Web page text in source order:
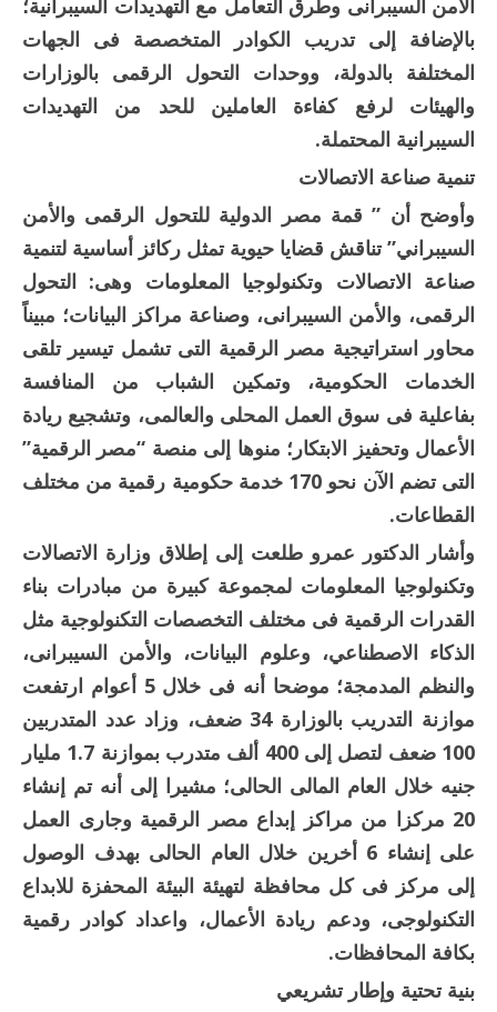
الأمن السيبرانى وطرق التعامل مع التهديدات السيبرانية؛
بالإضافة إلى تدريب الكوادر المتخصصة فى الجهات
المختلفة بالدولة، ووحدات التحول الرقمى بالوزارات
والهيئات لرفع كفاءة العاملين للحد من التهديدات
السيبرانية المحتملة.
تنمية صناعة الاتصالات
وأوضح أن ” قمة مصر الدولية للتحول الرقمى والأمن
السيبراني” تناقش قضايا حيوية تمثل ركائز أساسية لتنمية
صناعة الاتصالات وتكنولوجيا المعلومات وهى: التحول
الرقمى، والأمن السيبرانى، وصناعة مراكز البيانات؛ مبيناً
محاور استراتيجية مصر الرقمية التى تشمل تيسير تلقى
الخدمات الحكومية، وتمكين الشباب من المنافسة
بفاعلية فى سوق العمل المحلى والعالمى، وتشجيع ريادة
الأعمال وتحفيز الابتكار؛ منوها إلى منصة “مصر الرقمية”
التى تضم الآن نحو 170 خدمة حكومية رقمية من مختلف
القطاعات.
وأشار الدكتور عمرو طلعت إلى إطلاق وزارة الاتصالات
وتكنولوجيا المعلومات لمجموعة كبيرة من مبادرات بناء
القدرات الرقمية فى مختلف التخصصات التكنولوجية مثل
الذكاء الاصطناعي، وعلوم البيانات، والأمن السيبرانى،
والنظم المدمجة؛ موضحا أنه فى خلال 5 أعوام ارتفعت
موازنة التدريب بالوزارة 34 ضعف، وزاد عدد المتدربين
100 ضعف لتصل إلى 400 ألف متدرب بموازنة 1.7 مليار
جنيه خلال العام المالى الحالى؛ مشيرا إلى أنه تم إنشاء
20 مركزا من مراكز إبداع مصر الرقمية وجارى العمل
على إنشاء 6 أخرين خلال العام الحالى بهدف الوصول
إلى مركز فى كل محافظة لتهيئة البيئة المحفزة للابداع
التكنولوجى، ودعم ريادة الأعمال، واعداد كوادر رقمية
بكافة المحافظات.
بنية تحتية وإطار تشريعي